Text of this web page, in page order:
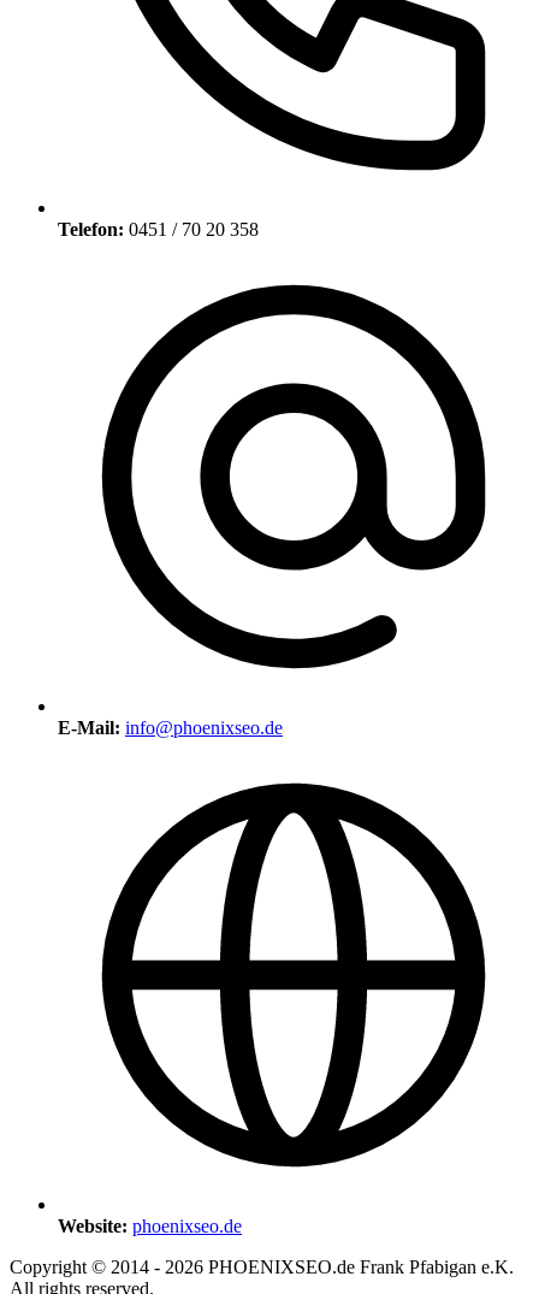
Telefon: 0451 / 70 20 358
E-Mail: info@phoenixseo.de
Website: phoenixseo.de
Copyright © 2014 - 2026 PHOENIXSEO.de Frank Pfabigan e.K.
All rights reserved.